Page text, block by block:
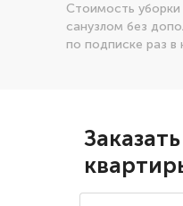
Стоимость
санузлом без
по подписке раз в